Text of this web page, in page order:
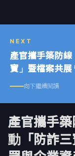
NEXT
產官攜手築防
向下繼續閱讀
產官攜手
動「防詐